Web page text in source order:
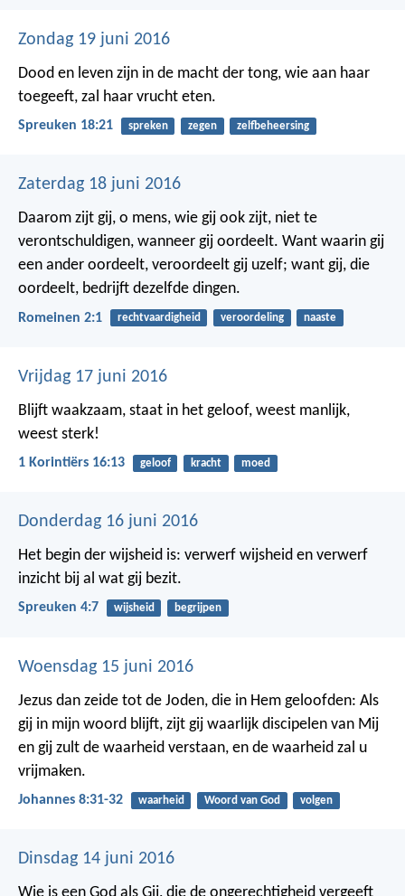
Zondag 19 juni 2016
Dood en leven zijn in de macht der tong, wie aan haar
toegeeft, zal haar vrucht eten.
Spreuken 18:21 spreken zegen zelfbeheersing
Zaterdag 18 juni 2016
Daarom zijt gij, o mens, wie gij ook zijt, niet te
verontschuldigen, wanneer gij oordeelt. Want waarin gij
een ander oordeelt, veroordeelt gij uzelf; want gij, die
oordeelt, bedrijft dezelfde dingen.
Romeinen 2:1 rechtvaardigheid veroordeling naaste
Vrijdag 17 juni 2016
Blijft waakzaam, staat in het geloof, weest manlijk,
weest sterk!
1 Korintiërs 16:13 geloof kracht moed
Donderdag 16 juni 2016
Het begin der wijsheid is: verwerf wijsheid en verwerf
inzicht bij al wat gij bezit.
Spreuken 4:7 wijsheid begrijpen
Woensdag 15 juni 2016
Jezus dan zeide tot de Joden, die in Hem geloofden: Als
gij in mijn woord blijft, zijt gij waarlijk discipelen van Mij
en gij zult de waarheid verstaan, en de waarheid zal u
vrijmaken.
Johannes 8:31-32 waarheid Woord van God volgen
Dinsdag 14 juni 2016